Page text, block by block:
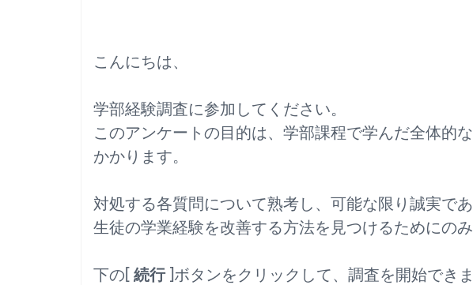
こんにちは、
学部経験調査に参加してください。
このアンケートの目的は、学部課程で学んだ全体的
かかります。
対処する各質問について熟考し、可能な限り誠実で
生徒の学業経験を改善する方法を見つけるためにのみ
下の[ 続行]ボタンをクリックして、調査を開始できま